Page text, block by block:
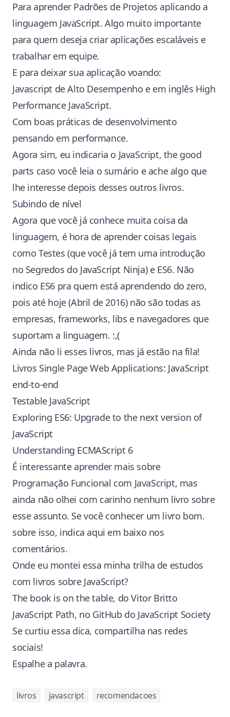
Para aprender Padrões de Projetos aplicando a
linguagem JavaScript. Algo muito importante
para quem deseja criar aplicações escaláveis e
trabalhar em equipe.
E para deixar sua aplicação voando:
Javascript de Alto Desempenho e em inglês High
Performance JavaScript.
Com boas práticas de desenvolvimento
pensando em performance.
Agora sim, eu indicaria o JavaScript, the good
parts caso você leia o sumário e ache algo que
lhe interesse depois desses outros livros.
Subindo de nível
Agora que você já conhece muita coisa da
linguagem, é hora de aprender coisas legais
como Testes (que você já tem uma introdução
no Segredos do JavaScript Ninja) e ES6. Não
indico ES6 pra quem está aprendendo do zero,
pois até hoje (Abril de 2016) não são todas as
empresas, frameworks, libs e navegadores que
suportam a linguagem. :,(
Ainda não li esses livros, mas já estão na fila!
Livros Single Page Web Applications: JavaScript
end-to-end
Testable JavaScript
Exploring ES6: Upgrade to the next version of
JavaScript
Understanding ECMAScript 6
É interessante aprender mais sobre
Programação Funcional com JavaScript, mas
ainda não olhei com carinho nenhum livro sobre
esse assunto. Se você conhecer um livro bom.
sobre isso, indica aqui em baixo nos
comentários.
Onde eu montei essa minha trilha de estudos
com livros sobre JavaScript?
The book is on the table, do Vitor Britto
JavaScript Path, no GitHub do JavaScript Society
Se curtiu essa dica, compartilha nas redes
sociais!
Espalhe a palavra.
livros javascript recomendacoes